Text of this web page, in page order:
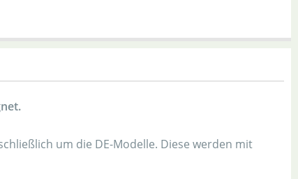
um die DE-Modelle. Diese werden mit